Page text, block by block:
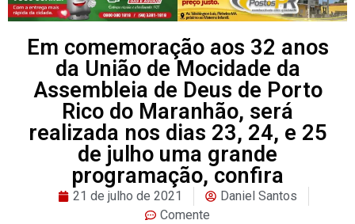
Em comemoração aos 32 anos
da União de Mocidade da
Assembleia de Deus de Porto
Rico do Maranhão, será
realizada nos dias 23, 24, e 25
de julho uma grande
programação, confira
21 de julho de 2021
Daniel Santos
Comente